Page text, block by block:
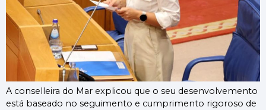
A conselleira do Mar explicou que o seu desenvolvemento
está baseado no seguimento e cumprimento rigoroso de